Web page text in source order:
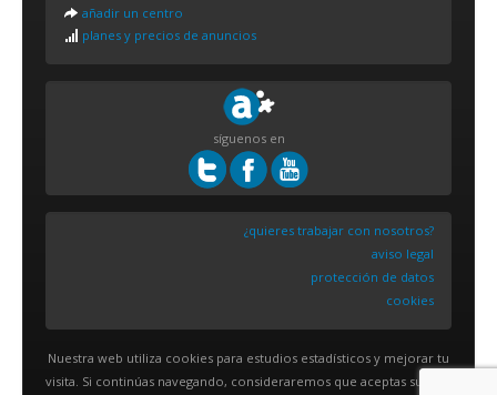
añadir un centro
planes y precios de anuncios
síguenos en
¿quieres trabajar con nosotros?
aviso legal
protección de datos
cookies
Nuestra web utiliza cookies para estudios estadísticos y mejorar tu
visita. Si continúas navegando, consideraremos que aceptas su uso.